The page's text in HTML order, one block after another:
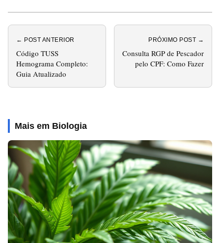
← POST ANTERIOR
Código TUSS
Hemograma Completo:
Guia Atualizado
PRÓXIMO POST →
Consulta RGP de Pescador
pelo CPF: Como Fazer
Mais em Biologia